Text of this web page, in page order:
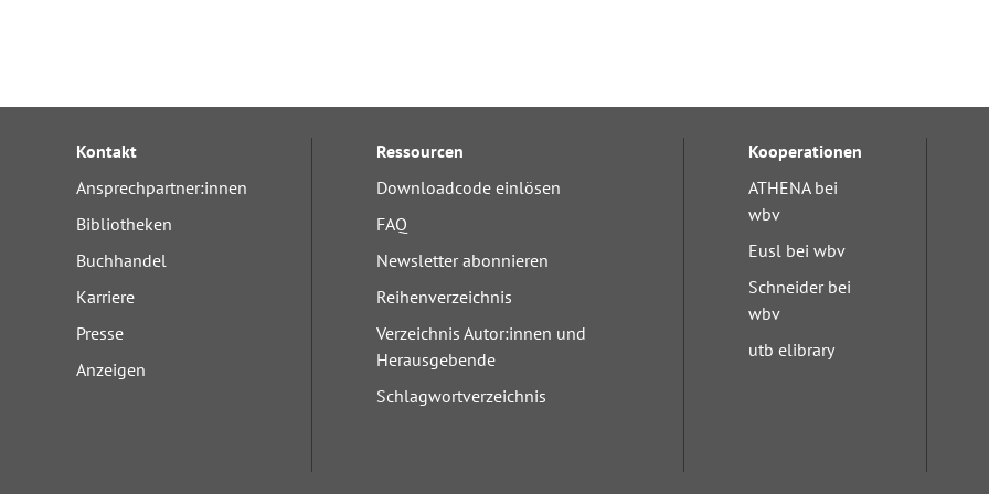
Kontakt
Ansprechpartner:innen
Bibliotheken
Buchhandel
Karriere
Presse
Anzeigen
Ressourcen
Downloadcode einlösen
FAQ
Newsletter abonnieren
Reihenverzeichnis
Verzeichnis Autor:innen und
Herausgebende
Schlagwortverzeichnis
Kooperationen
ATHENA bei
wbv
Eusl bei wbv
Schneider bei
wbv
utb elibrary